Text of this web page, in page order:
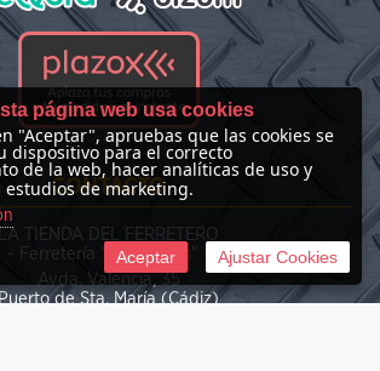
CONTACTO
TIENDA DEL FERRETERO
- Ferretería "Las Nieves" -
Avda. Valencia, 35
Puerto de Sta. María (Cádiz)
página web usa cookies
"Aceptar", apruebas que las cookies se
dispositivo para el correcto
de la web, hacer analíticas de uso y
estudios de marketing.
Aceptar Ajustar Cookies